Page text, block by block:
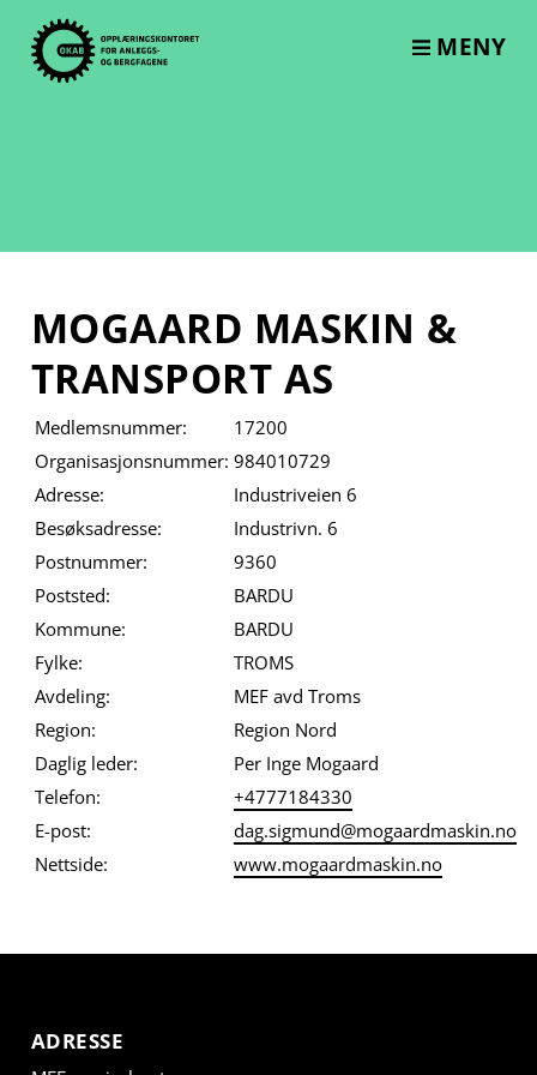
content
MENY
MOGAARD MASKIN &
TRANSPORT AS
Medlemsnummer:
17200
Organisasjonsnummer: 984010729
Adresse:
Industriveien 6
Besøksadresse:
Industrivn. 6
Postnummer:
9360
Poststed:
BARDU
Kommune:
BARDU
Fylke:
TROMS
Avdeling:
MEF avd Troms
Region:
Region Nord
Daglig leder:
Per Inge Mogaard
Telefon:
+4777184330
E-post:
dag.sigmund@mogaardmaskin.no
Nettside:
www.mogaardmaskin.no
ADRESSE